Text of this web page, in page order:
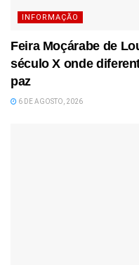
INFORMAÇÃO
Feira Moçárabe de
século X onde
paz
6 DE AGOSTO, 2026